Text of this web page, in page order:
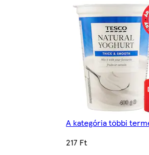
A kategória többi
217 Ft